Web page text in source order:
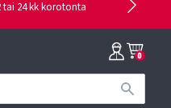
tai 24 kk korotonta
0